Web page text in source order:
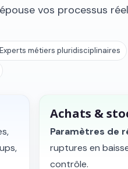
vos processus
Experts métiers pluridisciplinaires
Achats &
Paramètres de
ruptures en
contrôle.